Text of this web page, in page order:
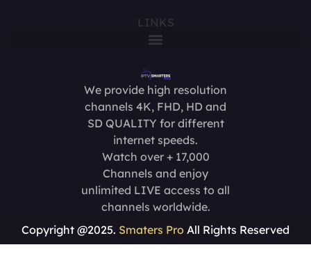
LINKS
We provide high resolution
channels 4K, FHD, HD and
SD QUALITY for different
internet speeds.
Watch over + 17,000
Channels and enjoy
unlimited LIVE access to all
channels worldwide.
Copyright @2025. Smaters Pro All Rights Reserved